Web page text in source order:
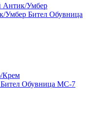
Бител Обувница
Бител Обувница МС-7